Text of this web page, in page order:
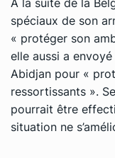
spéciaux de son
« protéger son
elle aussi a
Abidjan pour «
ressortissants ».
pourrait être
situation ne